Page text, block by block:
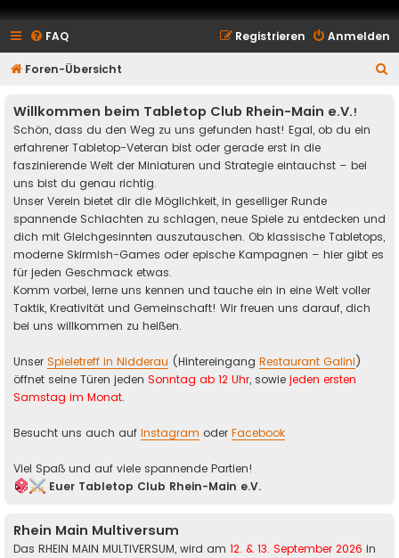
FAQ Anmelden
Registrieren
Foren-Übersicht
Willkommen beim Tabletop Club Rhein-Main e.V.!
Schön, dass du den Weg zu uns gefunden hast! Egal, ob du ein
erfahrener Tabletop-Veteran bist oder gerade erst in die
faszinierende Welt der Miniaturen und Strategie eintauchst – bei
uns bist du genau richtig.
Unser Verein bietet dir die Möglichkeit, in geselliger Runde
spannende Schlachten zu schlagen, neue Spiele zu entdecken und
dich mit Gleichgesinnten auszutauschen. Ob klassische Tabletops,
moderne Skirmish-Games oder epische Kampagnen – hier gibt es
für jeden Geschmack etwas.
Komm vorbei, lerne uns kennen und tauche ein in eine Welt voller
Taktik, Kreativität und Gemeinschaft! Wir freuen uns darauf, dich
bei uns willkommen zu heißen.
Unser Spieletreff in Nidderau (Hintereingang Restaurant Galini)
öffnet seine Türen jeden Sonntag ab 12 Uhr, sowie jeden ersten
Samstag im Monat.
Besucht uns auch auf Instagram oder Facebook
Viel Spaß und auf viele spannende Partien!
Euer Tabletop Club Rhein-Main e.V.
Rhein Main Multiversum
Das RHEIN MAIN MULTIVERSUM, wird am 12. & 13. September 2026 in